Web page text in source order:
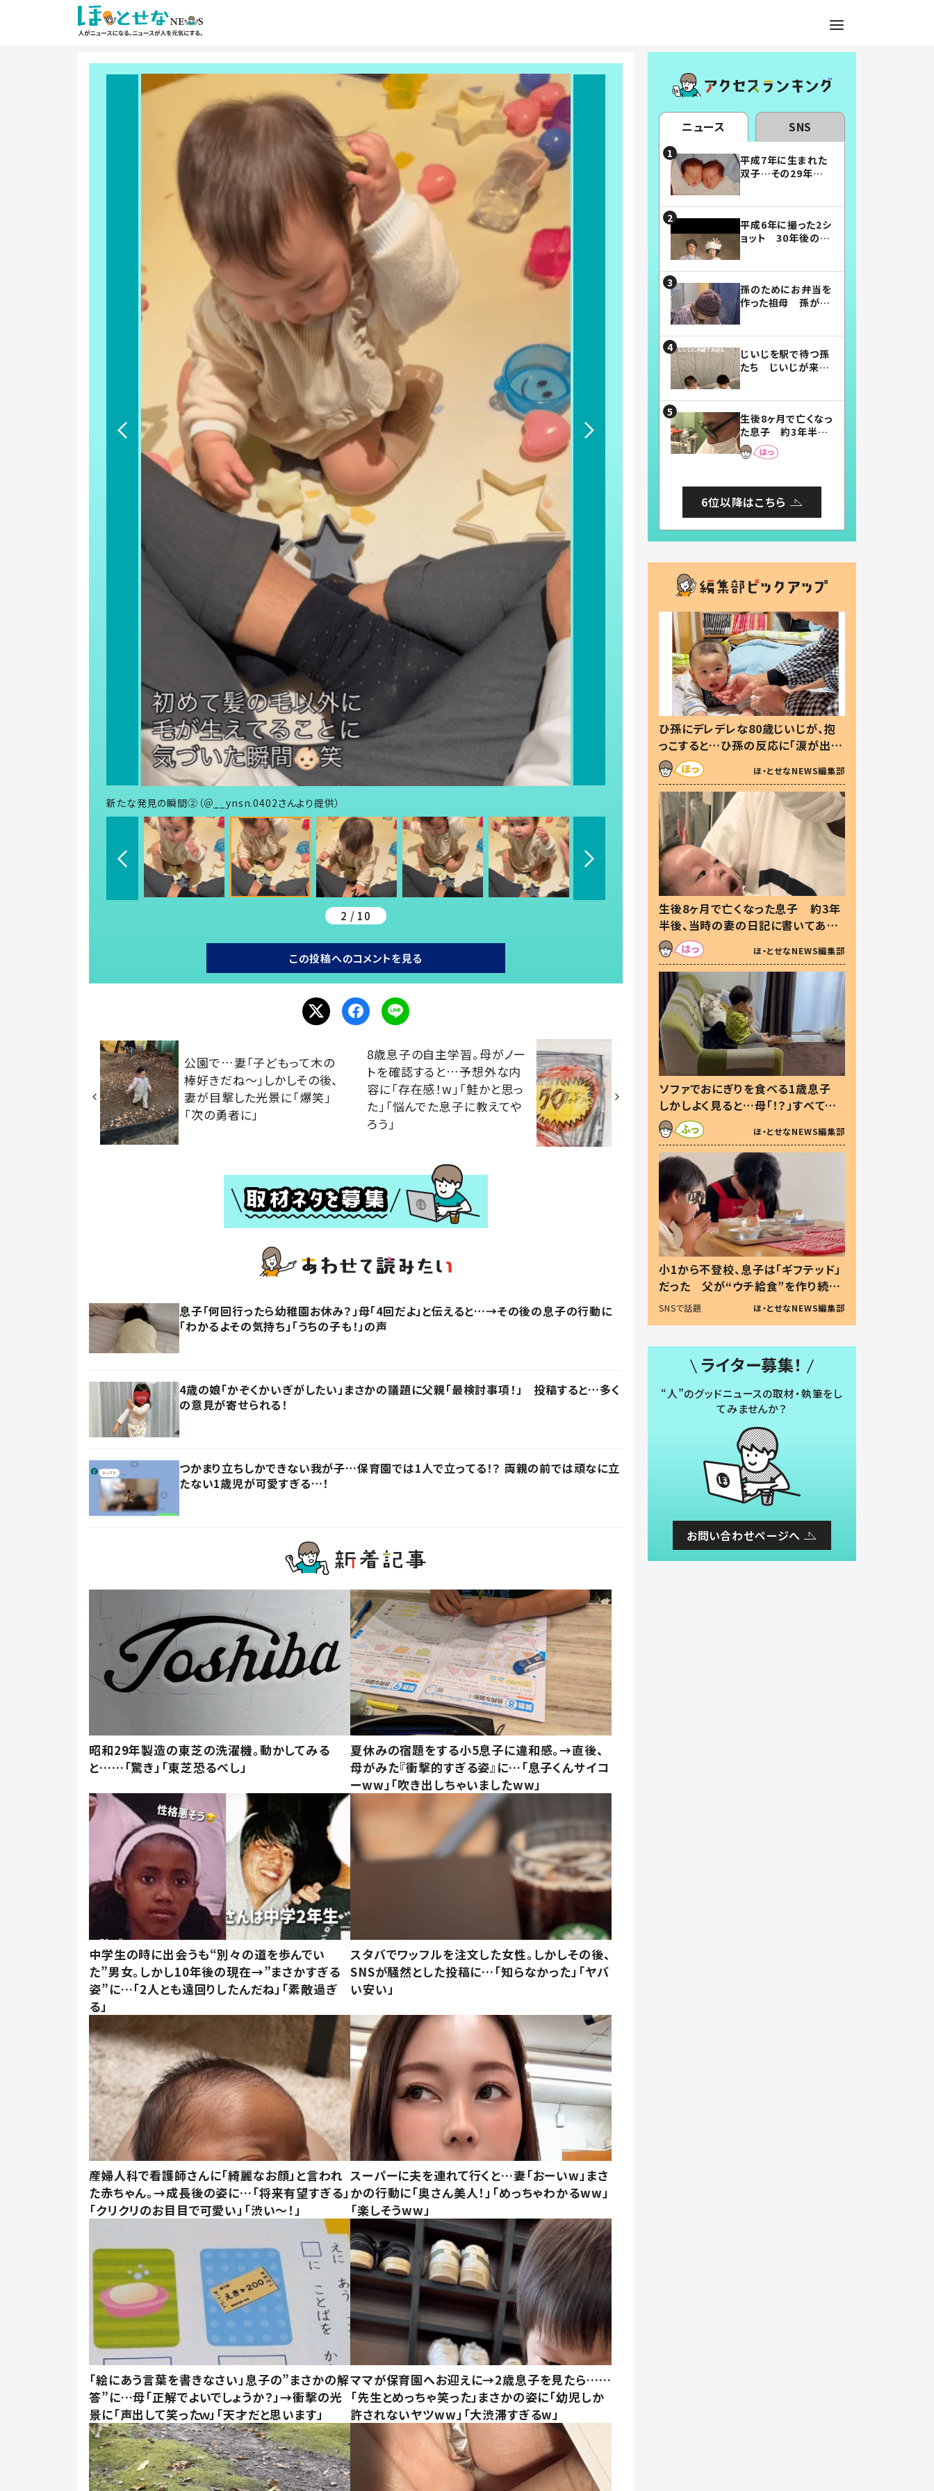
新たな発見の瞬間②（＠__ynsn.0402さんより提供）
2 / 10
この投稿へのコメントを見る
公園で…妻「子どもって木の
棒好きだね～」しかしその後、
妻が目撃した光景に「爆笑」
「次の勇者に」
8歳息子の自主学習。母がノー
トを確認すると…予想外な内
容に「存在感！w」「鮭かと思っ
た」「悩んでた息子に教えてや
ろう」
息子「何回行ったら幼稚園お休み？」母「4回だよ」と伝えると…→その後の息子の行動に
「わかるよその気持ち」「うちの子も！」の声
4歳の娘「かぞくかいぎがしたい」まさかの議題に父親「最検討事項！」 投稿すると…多く
の意見が寄せられる！
つかまり立ちしかできない我が子…保育園では1人で立ってる！？ 両親の前では頑なに立
たない1歳児が可愛すぎる…！
昭和29年製造の東芝の洗濯機。動かしてみる
と……「驚き」「東芝恐るべし」
夏休みの宿題をする小5息子に違和感。→直後、
母がみた『衝撃的すぎる姿』に…「息子くんサイコ
ーww」「吹き出しちゃいましたww」
中学生の時に出会うも“別々の道を歩んでい
た”男女。しかし10年後の現在→”まさかすぎる
姿”に…「2人とも遠回りしたんだね」「素敵過ぎ
る」
スタバでワッフルを注文した女性。しかしその後、
SNSが騒然とした投稿に…「知らなかった」「ヤバ
い安い」
産婦人科で看護師さんに「綺麗なお顔」と言われ
た赤ちゃん。→成長後の姿に…「将来有望すぎる」
「クリクリのお目目で可愛い」「渋い～！」
スーパーに夫を連れて行くと…妻「おーいw」まさ
かの行動に「奥さん美人！」「めっちゃわかるww」
「楽しそうww」
「絵にあう言葉を書きなさい」息子の”まさかの解
答”に…母「正解でよいでしょうか？」→衝撃の光
景に「声出して笑ったｗ」「天才だと思います」
ママが保育園へお迎えに→2歳息子を見たら……
「先生とめっちゃ笑った」まさかの姿に「幼児しか
許されないヤツww」「大渋滞すぎるw」
ニュース SNS
平成7年に生まれた
双子…その29年後
平成6年に撮った2シ
ョット 30年後の姿
孫のためにお弁当を
作った祖母 孫が絶
じいじを駅で待つ孫
たち じいじが来た
まらない」「幸せにな
れる」
生後8ヶ月で亡くなっ
た息子 約3年半
後、当時の妻の日記
に書いてあった本音
6位以降はこちら
ひ孫にデレデレな80歳じいじが、抱
っこすると…ひ孫の反応に「涙が出ま
した」「可愛くて仕方ない」
ほ・とせなNEWS編集部
生後8ヶ月で亡くなった息子 約3年
半後、当時の妻の日記に書いてあっ
た本音とは
ほ・とせなNEWS編集部
ソファでおにぎりを食べる1歳息子
しかしよく見ると…母「！？」すべてを
察した母の投稿に「可愛いから許
す！」「現行犯〜」
ほ・とせなNEWS編集部
小1から不登校、息子は「ギフテッド」
だった 父が“ウチ給食”を作り続け
る理由とは #令和の親 #令和の子
SNSで話題 ほ・とせなNEWS編集部
ライター募集！
“人”のグッドニュースの取材・執筆をし
てみませんか？
お問い合わせページへ